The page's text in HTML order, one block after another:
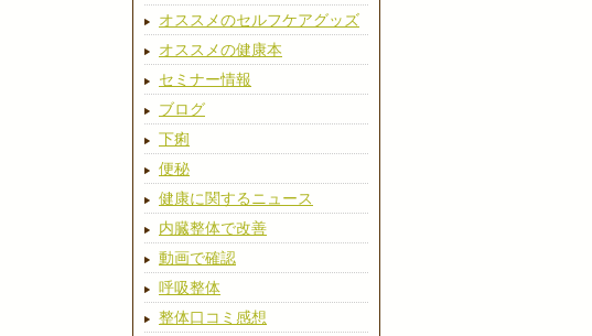
オススメのセルフケアグッズ
オススメの健康本
セミナー情報
ブログ
下痢
便秘
健康に関するニュース
内臓整体で改善
動画で確認
呼吸整体
整体口コミ感想